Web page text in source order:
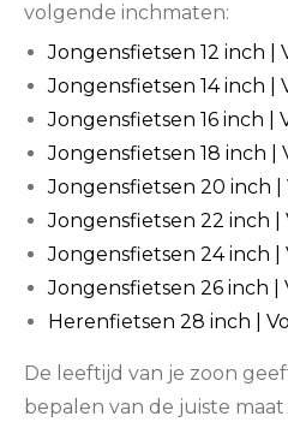
volgende inchmaten:
Jongensfietsen 12 inch |
Jongensfietsen 14 inch |
Jongensfietsen 16 inch |
Jongensfietsen 18 inch |
Jongensfietsen 20 inch |
Jongensfietsen 22 inch |
Jongensfietsen 24 inch |
Jongensfietsen 26 inch |
Herenfietsen 28 inch |
De leeftijd van je zoon
bepalen van de juiste